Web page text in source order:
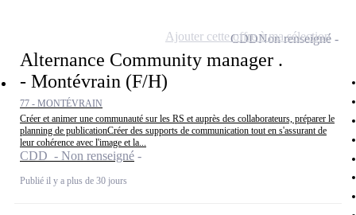
Alternance Community manager .
- Montévrain (F/H)
77 - MONTÉVRAIN
Créer et animer une communauté sur les RS et auprès des collaborateurs, préparer le
planning de publicationCréer des supports de communication tout en s'assurant de
leur cohérence avec l'image et la...
CDD - Non renseigné
Publié il y a plus de 30 jours
CDDNon renseigné
Ajouter cette offre à ma sélection